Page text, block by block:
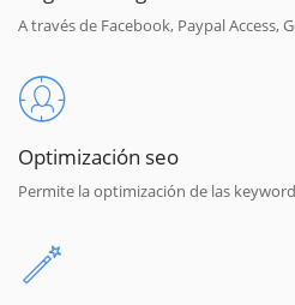
A través de Facebook, Paypal Access,
Optimización seo
Permite la optimización de las